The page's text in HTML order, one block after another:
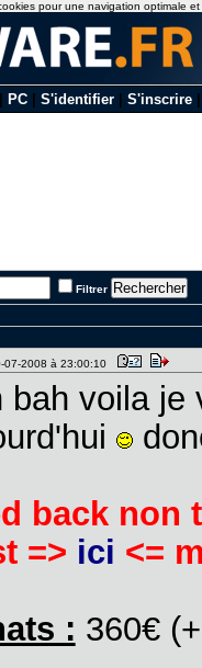
PC S'identifier S'inscrire
Filtrer
07-2008 à 23:00:10
bah voila je
back non
=> ici <=
: 360€
pour une navigation optimale